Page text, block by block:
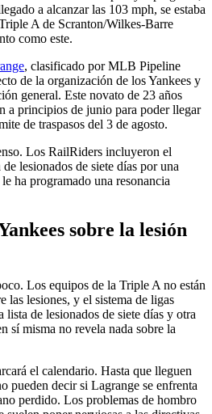
a alcanzar las 103 mph, se estaba
A de Scranton/Wilkes-Barre
como este.
, clasificado por MLB Pipeline
de la organización de los Yankees y
general. Este novato de 23 años
a principios de junio para poder llegar
de traspasos del 3 de agosto.
Los RailRiders incluyeron el
lesionados de siete días por una
ha programado una resonancia
sobre la lesión
Los equipos de la Triple A no están
las lesiones, y el sistema de ligas
lista de lesionados de siete días y otra
sí misma no revela nada sobre la
el calendario. Hasta que lleguen
pueden decir si Lagrange se enfrenta
perdido. Los problemas de hombro